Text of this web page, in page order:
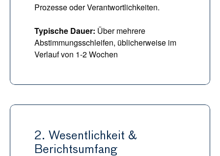
Prozesse oder Verantwortlichkeiten.
Typische Dauer: Über mehrere
Abstimmungsschleifen, üblicherweise im
Verlauf von 1-2 Wochen
2. Wesentlichkeit &
Berichtsumfang